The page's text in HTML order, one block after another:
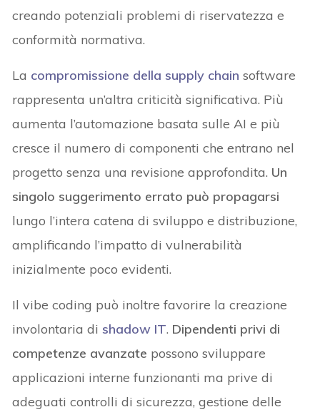
creando potenziali problemi di riservatezza e
conformità normativa.
La compromissione della supply chain software
rappresenta un’altra criticità significativa. Più
aumenta l’automazione basata sulle AI e più
cresce il numero di componenti che entrano nel
progetto senza una revisione approfondita. Un
singolo suggerimento errato può propagarsi
lungo l’intera catena di sviluppo e distribuzione,
amplificando l’impatto di vulnerabilità
inizialmente poco evidenti.
Il vibe coding può inoltre favorire la creazione
involontaria di shadow IT. Dipendenti privi di
competenze avanzate possono sviluppare
applicazioni interne funzionanti ma prive di
adeguati controlli di sicurezza, gestione delle